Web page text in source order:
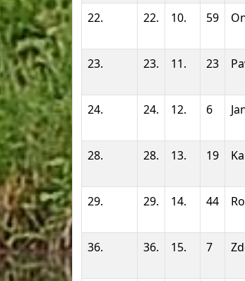
22. 22. 10. 59
23. 23. 11. 23
24. 24. 12. 6
28. 28. 13. 19
29. 29. 14. 44
36. 36. 15. 7